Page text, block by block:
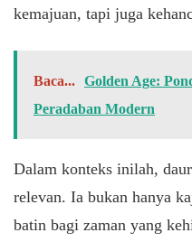
kemajuan, tapi juga
Baca... Golden Age:
Peradaban Modern
Dalam konteks inilah,
relevan. Ia bukan hanya
batin bagi zaman yang